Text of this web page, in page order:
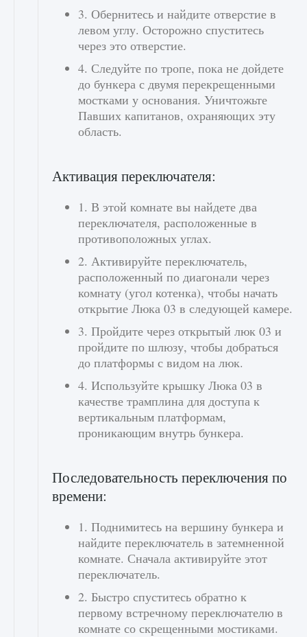
3. Обернитесь и найдите отверстие в
левом углу. Осторожно спуститесь
через это отверстие.
4. Следуйте по тропе, пока не дойдете
до бункера с двумя перекрещенными
мостками у основания. Уничтожьте
Павших капитанов, охраняющих эту
область.
Активация переключателя:
1. В этой комнате вы найдете два
переключателя, расположенные в
противоположных углах.
2. Активируйте переключатель,
расположенный по диагонали через
комнату (угол котенка), чтобы начать
открытие Люка 03 в следующей камере.
3. Пройдите через открытый люк 03 и
пройдите по шлюзу, чтобы добраться
до платформы с видом на люк.
4. Используйте крышку Люка 03 в
качестве трамплина для доступа к
вертикальным платформам,
проникающим внутрь бункера.
Последовательность переключения по
времени:
1. Поднимитесь на вершину бункера и
найдите переключатель в затемненной
комнате. Сначала активируйте этот
переключатель.
2. Быстро спуститесь обратно к
первому встречному переключателю в
комнате со скрещенными мостиками.